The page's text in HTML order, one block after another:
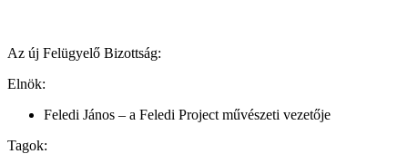
Az új Felügyelő Bizottság:
Elnök:
Feledi János – a Feledi Project művészeti vezetője
Tagok: